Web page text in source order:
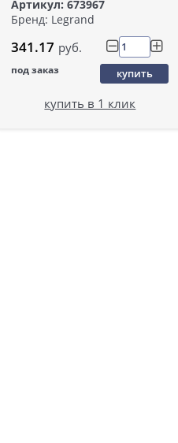
Артикул: 673967
Бренд: Legrand
341.17 руб.
под заказ купить
купить в 1 клик